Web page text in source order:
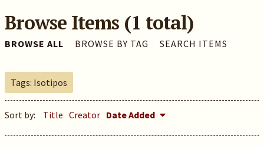
Browse Items (1 total)
BROWSE ALL BROWSE BY TAG SEARCH ITEMS
Tags: Isotipos
Sort by: Title Creator Date Added